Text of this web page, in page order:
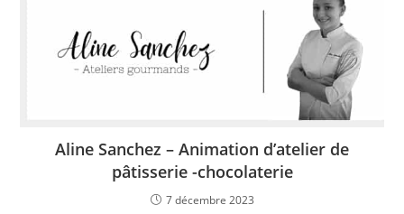
Aline Sanchez – Animation d’atelier de
pâtisserie -chocolaterie
7 décembre 2023